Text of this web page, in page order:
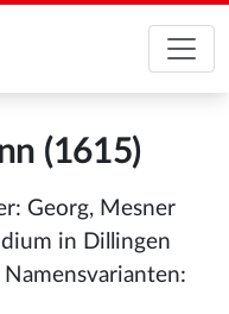
(1615)
Georg, Mesner
in Dillingen